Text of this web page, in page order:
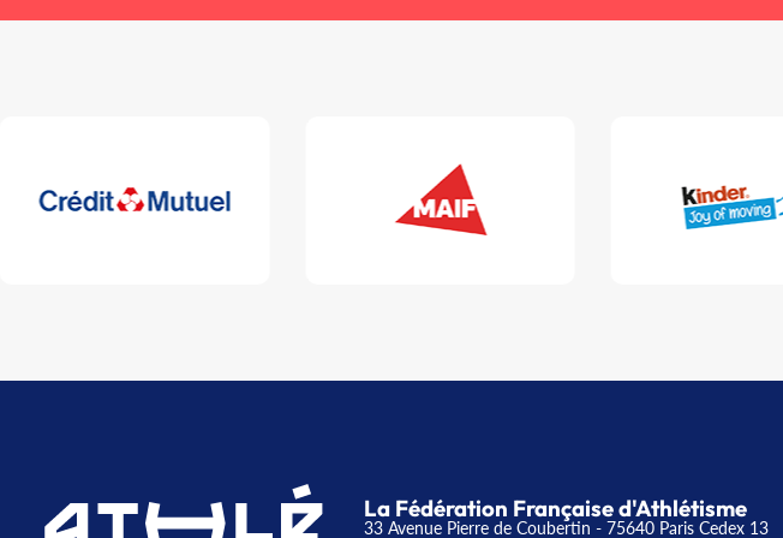
La Fédération Française d'Athlétisme
33 Avenue Pierre de Coubertin - 75640 Paris Cedex 13